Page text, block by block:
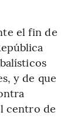
el fin de
y de que
centro de